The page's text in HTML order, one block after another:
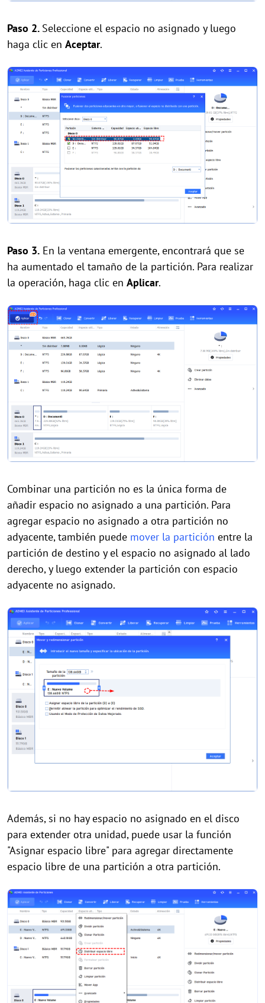
Paso 2. Seleccione el espacio no asignado y luego
haga clic en Aceptar.
Paso 3. En la ventana emergente,encontrará que se
ha aumentado el tamaño de la partición. Para realizar
la operación, haga clic en Aplicar.
Combinar una partición no es la única forma de
añadir espacio no asignado a una partición. Para
agregar espacio no asignado a otra partición no
adyacente, también puede mover la partición entre la
partición de destino y el espacio no asignado al lado
derecho, y luego extender la partición con espacio
adyacente no asignado.
Además, si no hay espacio no asignado en el disco
para extender otra unidad, puede usar la función
"Asignar espacio libre" para agregar directamente
espacio libre de una partición a otra partición.